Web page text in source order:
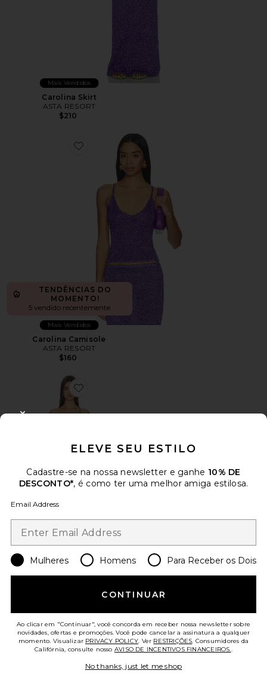
Mais Vendidos
Carolina Skirt
ASTA RESORT
$210
Favorite Carolina Camisole
TENDÊNCIAS DO
MOMENTO!
5 vendido recentemente
Mais Vendidos
Carolina Camisole
ASTA RESORT
$160
Favorite Blythe Dress
ELEVE SEU ESTILO
Cadastre-se na nossa newsletter e ganhe 10% DE
DESCONTO*, é como ter uma melhor amiga estilosa.
Email Address
Mulheres Homens Para Receber os Dois
CONTINUAR
Ao clicar em "Continuar", você concorda em receber nossa newsletter sobre
novidades, ofertas e promoções. Você pode cancelar a assinatura a qualquer
momento. Visualizar PRIVACY POLICY. Ver RESTRIÇÕES. Consumidores da
Califórnia, consulte nosso AVISO DE INCENTIVOS FINANCEIROS..
No thanks, just let me shop